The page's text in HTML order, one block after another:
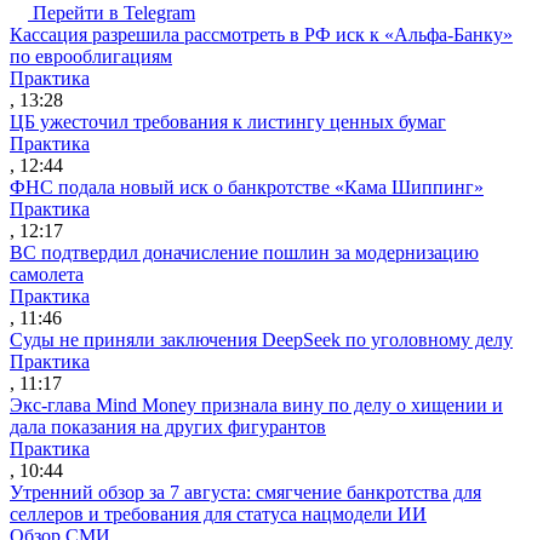
Перейти в Telegram
Кассация разрешила рассмотреть в РФ иск к «Альфа-Банку»
по еврооблигациям
Практика
, 13:28
ЦБ ужесточил требования к листингу ценных бумаг
Практика
, 12:44
ФНС подала новый иск о банкротстве «Кама Шиппинг»
Практика
, 12:17
ВС подтвердил доначисление пошлин за модернизацию
самолета
Практика
, 11:46
Суды не приняли заключения DeepSeek по уголовному делу
Практика
, 11:17
Экс-глава Mind Money признала вину по делу о хищении и
дала показания на других фигурантов
Практика
, 10:44
Утренний обзор за 7 августа: смягчение банкротства для
селлеров и требования для статуса нацмодели ИИ
Обзор СМИ